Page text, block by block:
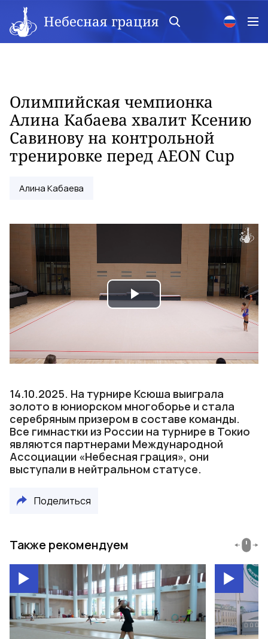
Небесная грация
Олимпийская чемпионка
Алина Кабаева хвалит Ксению
Савинову на контрольной
тренировке перед AEON Cup
Алина Кабаева
Play
14.10.2025. На турнире Ксюша выиграла
золото в юниорском многоборье и стала
серебряным призером в составе команды.
Все гимнастки из России на турнире в Токио
являются партнерами Международной
Ассоциации «Небесная грация», они
выступали в нейтральном статусе.
Поделиться
Также рекомендуем